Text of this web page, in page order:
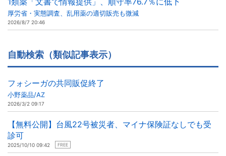
厚労省・実態調査、乱用薬の適切販売も微減
2026/8/7 20:46
自動検索（類似記事表示）
フォシーガの共同販促終了
小野薬品/AZ
2026/3/2 09:17
【無料公開】台風22号被災者、マイナ保険証なしでも受
診可
2025/10/10 09:42 FREE